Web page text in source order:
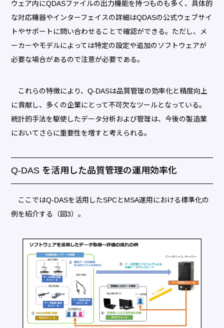
ウェア内にQDASファイルの出力機能を持つものも多く、具体的
な対応機器やインターフェイスの詳細はQDASの公式ウェブサイ
トやサポートに問い合わせることで確認ができる。ただし、メ
ーカーやモデルによっては特定の設定や追加のソフトウェアが
必要な場合があるので注意が必要である。
これらの特徴により、Q-DASは品質管理の効率化と精度向上
に貢献し、多くの企業にとって不可欠なツールとなっている。
統計的手法を駆使したデータ分析および管理は、今後の製造業
においてさらに重要性を増すと考えられる。
Q-DAS を活用した品質管理の運用効率化
ここではQ-DASを活用したSPCとMSA運用における標準化の
例を紹介する（図3）。